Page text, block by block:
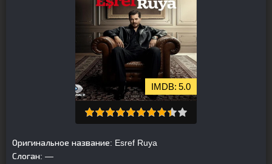
5.0
Оригинальное название: Esref Ruya
Слоган: —